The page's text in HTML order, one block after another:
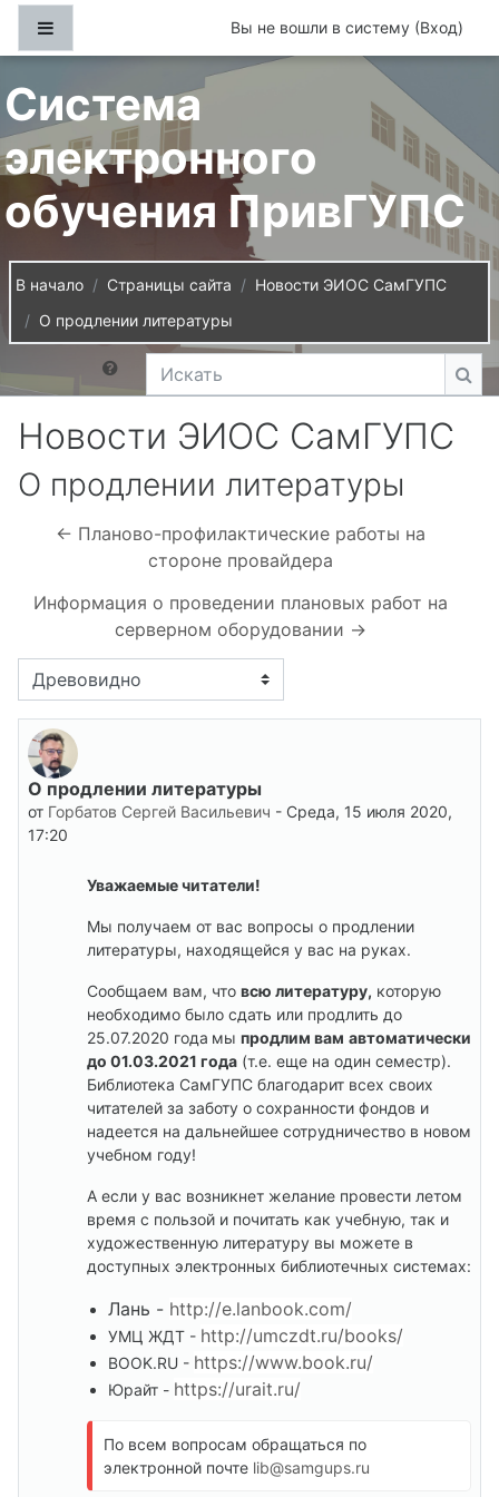
Перейти к основному содержанию
Вы не вошли в систему (Вход)
Система
электронного
обучения ПривГУПС
В начало Страницы сайта
Новости ЭИОС СамГУПС
О продлении литературы
Искать
Новости ЭИОС СамГУПС
О продлении литературы
← Планово-профилактические работы на
стороне провайдера
Информация о проведении плановых работ на
серверном оборудовании →
Режим отображения
О продлении литературы
от Горбатов Сергей Васильевич - Среда, 15 июля 2020,
17:20
Количество ответов: 0
Уважаемые читатели!
Мы получаем от вас вопросы о продлении
литературы, находящейся у вас на руках.
Сообщаем вам, что всю литературу, которую
необходимо было сдать или продлить до
25.07.2020 года мы продлим вам автоматически
до 01.03.2021 года (т.е. еще на один семестр).
Библиотека СамГУПС благодарит всех своих
читателей за заботу о сохранности фондов и
надеется на дальнейшее сотрудничество в новом
учебном году!
А если у вас возникнет желание провести летом
время с пользой и почитать как учебную, так и
художественную литературу вы можете в
доступных электронных библиотечных системах:
Лань - http://e.lanbook.com/
УМЦ ЖДТ - http://umczdt.ru/books/
BOOK.RU - https://www.book.ru/
Юрайт - https://urait.ru/
По всем вопросам обращаться по
электронной почте lib@samgups.ru